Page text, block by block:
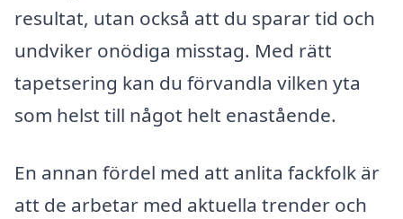
resultat, utan också att du sparar tid och
undviker onödiga misstag. Med rätt
tapetsering kan du förvandla vilken yta
som helst till något helt enastående.
En annan fördel med att anlita fackfolk är
att de arbetar med aktuella trender och